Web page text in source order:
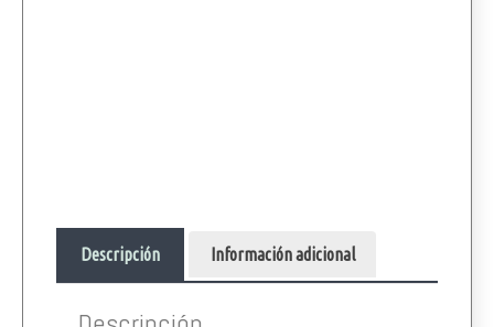
Descripción Información adicional